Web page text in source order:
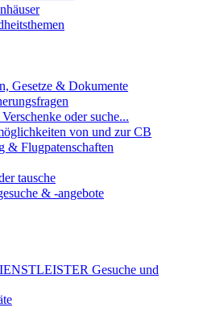
Gesetze & Dokumente
oder suche...
von und zur CB
Flugpatenschaften
tausche
& -angebote
Gesuche und